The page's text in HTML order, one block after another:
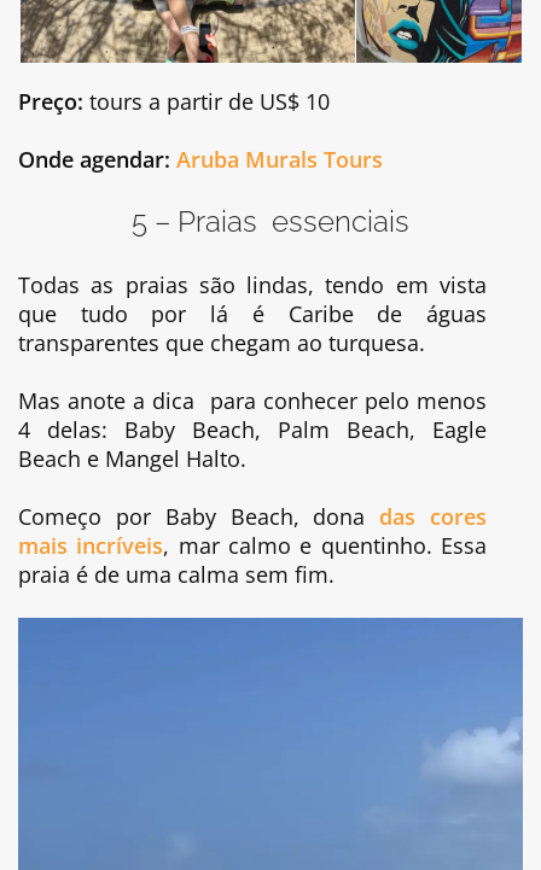
Preço: tours a partir de US$ 10
Onde agendar: Aruba Murals Tours
5 – Praias essenciais
Todas as praias são lindas, tendo em vista
que tudo por lá é Caribe de águas
transparentes que chegam ao turquesa.
Mas anote a dica para conhecer pelo menos
4 delas: Baby Beach, Palm Beach, Eagle
Beach e Mangel Halto.
Começo por Baby Beach, dona das cores
mais incríveis, mar calmo e quentinho. Essa
praia é de uma calma sem fim.